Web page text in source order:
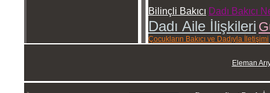
Bilinçli Bakıcı Dadı Bakıcı
Dadı Aile İlişkileri
Çocukların Bakıcı ve Dadıyla İletişimi
Eleman